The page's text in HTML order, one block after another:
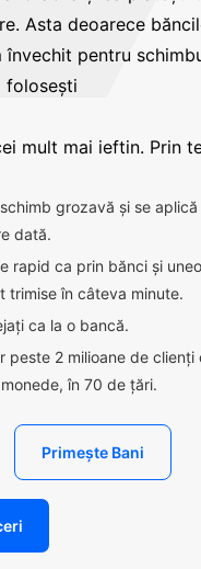
Asta deoarece
pentru
folosești
mult mai ieftin. Prin
grozavă și se
dată.
rapid ca prin bănci și
trimise în câteva minute.
ca la o bancă.
peste 2 milioane de clienți
în 70 de țări.
Primește Bani